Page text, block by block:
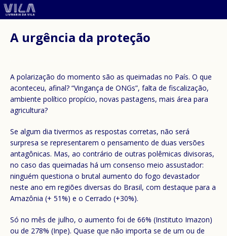
A urgência da proteção
A polarização do momento são as queimadas no País. O que
aconteceu, afinal? “Vingança de ONGs”, falta de fiscalização,
ambiente político propício, novas pastagens, mais área para
agricultura?
Se algum dia tivermos as respostas corretas, não será
surpresa se representarem o pensamento de duas versões
antagônicas. Mas, ao contrário de outras polêmicas divisoras,
no caso das queimadas há um consenso meio assustador:
ninguém questiona o brutal aumento do fogo devastador
neste ano em regiões diversas do Brasil, com destaque para a
Amazônia (+ 51%) e o Cerrado (+30%).
Só no mês de julho, o aumento foi de 66% (Instituto Imazon)
ou de 278% (Inpe). Quase que não importa se de um ou de